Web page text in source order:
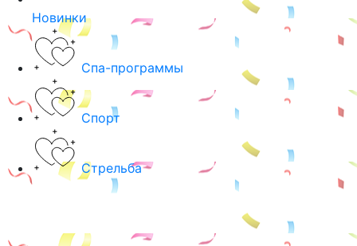
Новинки
Спа-программы
Спорт
Стрельба